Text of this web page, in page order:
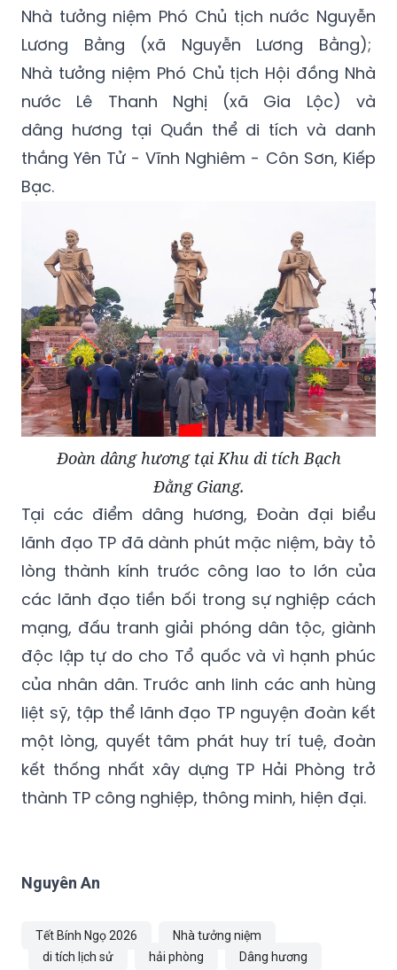
Nhà tưởng niệm Phó Chủ tịch nước Nguyễn
Lương Bằng (xã Nguyễn Lương Bằng);
Nhà tưởng niệm Phó Chủ tịch Hội đồng Nhà
nước Lê Thanh Nghị (xã Gia Lộc) và
dâng hương tại Quần thể di tích và danh
thắng Yên Tử - Vĩnh Nghiêm - Côn Sơn, Kiếp
Bạc.
Đoàn dâng hương tại Khu di tích Bạch
Đằng Giang.
Tại các điểm dâng hương, Đoàn đại biểu
lãnh đạo TP đã dành phút mặc niệm, bày tỏ
lòng thành kính trước công lao to lớn của
các lãnh đạo tiền bối trong sự nghiệp cách
mạng, đấu tranh giải phóng dân tộc, giành
độc lập tự do cho Tổ quốc và vì hạnh phúc
của nhân dân. Trước anh linh các anh hùng
liệt sỹ, tập thể lãnh đạo TP nguyện đoàn kết
một lòng, quyết tâm phát huy trí tuệ, đoàn
kết thống nhất xây dựng TP Hải Phòng trở
thành TP công nghiệp, thông minh, hiện đại.
Nguyên An
Tết Bính Ngọ 2026
Nhà tưởng niệm
di tích lịch sử
hải phòng Dâng hương